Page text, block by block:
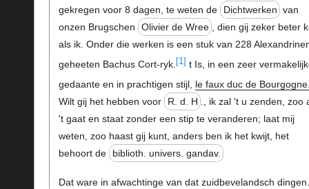
gekregen voor 8 dagen, te weten de
Dichtwerken van
onzen Brugschen
Olivier de Wree
, dien gij zeker beter
als ik. Onder die werken is een stuk van 228
geheeten Bachus Cort-ryk. [1] t Is, in een zeer
gedaante en in prachtigen stijl, le faux duc de
Wilt gij het hebben voor
R. d. H ., ik zal 't u zenden, zoo
't gaat en staat zonder een stip te veranderen; laat mij
weten, zoo haast gij kunt, anders ben ik het kwijt, het
behoort de
biblioth. univers. gandav.
Dat ware in afwachtinge van dat zuidbevelandsch dingen.